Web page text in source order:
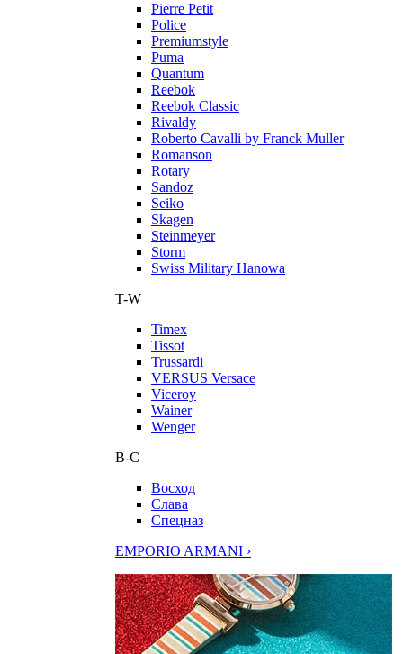
Pierre Petit
Police
Premiumstyle
Puma
Quantum
Reebok
Reebok Classic
Rivaldy
Roberto Cavalli by Franck Muller
Romanson
Rotary
Sandoz
Seiko
Skagen
Steinmeyer
Storm
Swiss Military Hanowa
T-W
Timex
Tissot
Trussardi
VERSUS Versace
Viceroy
Wainer
Wenger
В-С
Восход
Слава
Спецназ
EMPORIO ARMANI ›